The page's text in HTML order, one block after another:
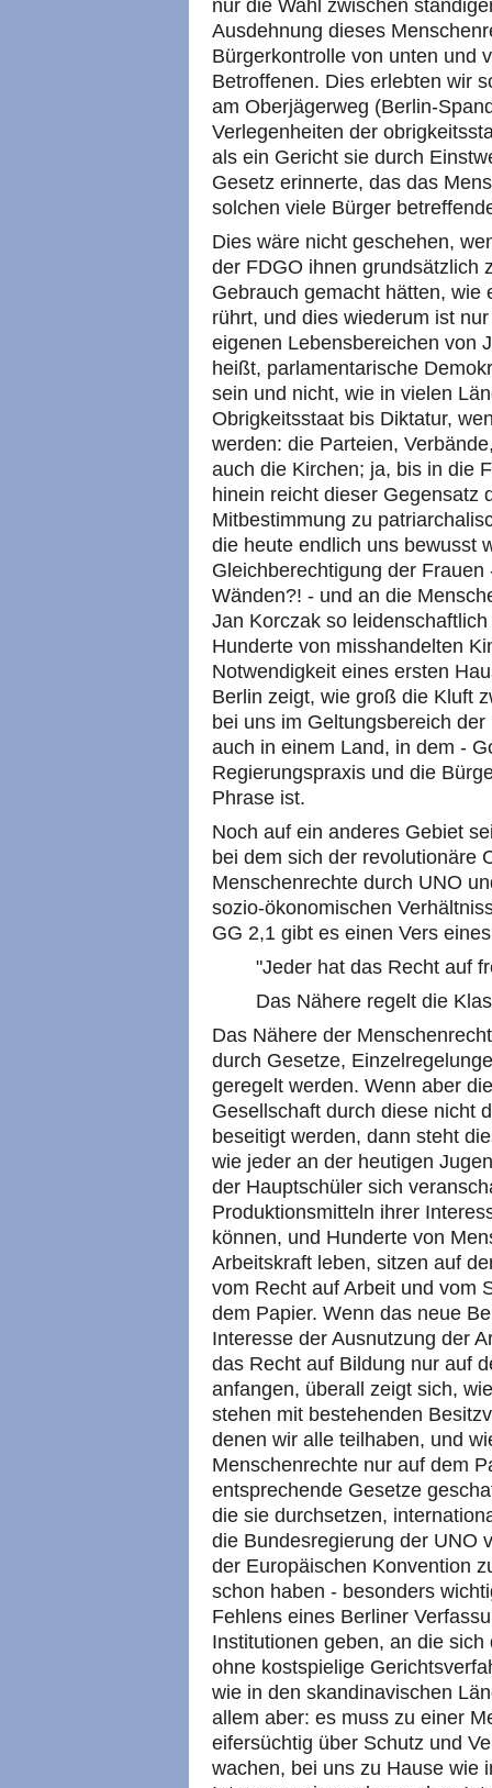
nur die Wahl zwischen
Ausdehnung dieses
Bürgerkontrolle von unten und
Betroffenen. Dies erlebten wir
am Oberjägerweg (Berlin-
Verlegenheiten der
als ein Gericht sie durch
Gesetz erinnerte, das das
solchen viele Bürger
Dies wäre nicht geschehen,
der FDGO ihnen grundsätzlich
Gebrauch gemacht hätten, wie
rührt, und dies wiederum ist
eigenen Lebensbereichen von
heißt, parlamentarische
sein und nicht, wie in vielen
Obrigkeitsstaat bis Diktatur,
werden: die Parteien,
auch die Kirchen; ja, bis in die
hinein reicht dieser Gegensatz
Mitbestimmung zu
die heute endlich uns bewusst
Gleichberechtigung der
Wänden?! - und an die
Jan Korczak so
Hunderte von misshandelten
Notwendigkeit eines ersten
Berlin zeigt, wie groß die Kluft
bei uns im Geltungsbereich
auch in einem Land, in dem -
Regierungspraxis und die
Phrase ist.
Noch auf ein anderes Gebiet
bei dem sich der revolutionäre
Menschenrechte durch UNO
sozio-ökonomischen
GG 2,1 gibt es einen Vers
"Jeder hat das Recht auf
Das Nähere regelt die
Das Nähere der
durch Gesetze,
geregelt werden. Wenn aber
Gesellschaft durch diese nicht
beseitigt werden, dann steht
wie jeder an der heutigen
der Hauptschüler sich
Produktionsmitteln ihrer
können, und Hunderte von
Arbeitskraft leben, sitzen auf
vom Recht auf Arbeit und vom
dem Papier. Wenn das neue
Interesse der Ausnutzung der
das Recht auf Bildung nur auf
anfangen, überall zeigt sich,
stehen mit bestehenden
denen wir alle teilhaben, und
Menschenrechte nur auf dem
entsprechende Gesetze
die sie durchsetzen,
die Bundesregierung der UNO
der Europäischen Konvention
schon haben - besonders
Fehlens eines Berliner
Institutionen geben, an die
ohne kostspielige
wie in den skandinavischen
allem aber: es muss zu einer
eifersüchtig über Schutz und
wachen, bei uns zu Hause wie